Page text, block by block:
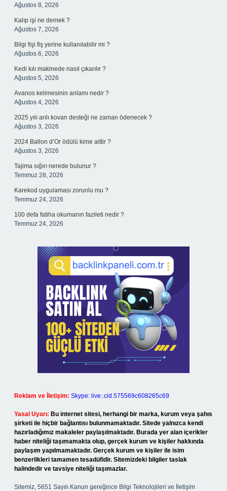
Ağustos 8, 2026
Kalıp işi ne demek ?
Ağustos 7, 2026
Bilgi fişi fiş yerine kullanılabilir mi ?
Ağustos 6, 2026
Kedi kılı makinede nasıl çıkarılır ?
Ağustos 5, 2026
Avanos kelimesinin anlamı nedir ?
Ağustos 4, 2026
2025 yılı arılı kovan desteği ne zaman ödenecek ?
Ağustos 3, 2026
2024 Ballon d’Or ödülü kime aittir ?
Ağustos 3, 2026
Tajima sığırı nerede bulunur ?
Temmuz 28, 2026
Karekod uygulaması zorunlu mu ?
Temmuz 24, 2026
100 defa fatiha okumanın fazileti nedir ?
Temmuz 24, 2026
Reklam ve İletişim: Skype: live:.cid.575569c608265c69
Yasal Uyarı: Bu internet sitesi, herhangi bir marka, kurum veya şahıs
şirketi ile hiçbir bağlantısı bulunmamaktadır. Sitede yalnızca kendi
hazırladığımız makaleler paylaşılmaktadır. Burada yer alan içerikler
haber niteliği taşımamakta olup, gerçek kurum ve kişiler hakkında
paylaşım yapılmamaktadır. Gerçek kurum ve kişiler ile isim
benzerlikleri tamamen tesadüfidir. Sitemizdeki bilgiler taslak
halindedir ve tavsiye niteliği taşımazlar.
Sitemiz, 5651 Sayılı Kanun gereğince Bilgi Teknolojileri ve İletişim